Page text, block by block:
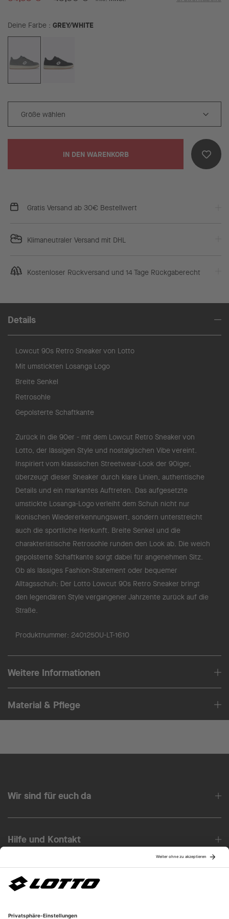
Deine Farbe GREY/WHITE
IN DEN WARENKORB
Gratis Versand ab 30€ Bestellwert
Klimaneutraler Versand mit DHL
Kostenloser Rückversand und 14 Tage Rückgaberecht
Details
Lowcut 90s Retro Sneaker von Lotto
Mit umstickten Losanga Logo
Breite Senkel
Retrosohle
Gepolsterte Schaftkante
Zurück in die 90er - mit dem Lowcut Retro Sneaker von
Lotto, der lässigen Style und nostalgischen Vibe vereint.
Inspiriert vom klassischen Streetwear-Look der 90iger,
überzeugt dieser Sneaker durch klare Linien, authentische
Details und ein markantes Auftreten. Das aufgesetzte
umstickte Losanga-Logo verleiht dem Schuh nicht nur
ikonischen Wiedererkennungswert, sondern unterstreicht
auch die sportliche Herkunft. Breite Senkel und die
charakteristische Retrosohle runden den Look ab. Die weich
gepolsterte Schaftkante sorgt dabei für angenehmen Sitz.
Ob als lässiges Fashion-Statement oder bequemer
Alltagsschuh: Der Lotto Lowcut 90s Retro Sneaker bringt
den legendären Style vergangener Jahrzente zurück auf die
Straße.
Produktnummer: 2401250U-LT-1610
Weitere Informationen
Material & Pflege
Wir sind für euch da
Hilfe und Kontakt
Über uns